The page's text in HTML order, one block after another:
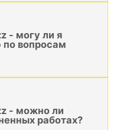
- могу ли я
по вопросам
- можно ли
работах?